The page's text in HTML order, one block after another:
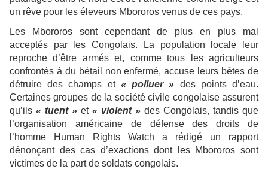
un rêve pour les éleveurs Mbororos venus de ces pays.
Les Mbororos sont cependant de plus en plus mal
acceptés par les Congolais. La population locale leur
reproche d’être armés et, comme tous les agriculteurs
confrontés à du bétail non enfermé, accuse leurs bêtes de
détruire des champs et « polluer » des points d’eau.
Certaines groupes de la société civile congolaise assurent
qu’ils « tuent » et« violent » des Congolais, tandis que
l’organisation américaine de défense des droits de
l’homme Human Rights Watch a rédigé un rapport
dénonçant des cas d’exactions dont les Mbororos sont
victimes de la part de soldats congolais.